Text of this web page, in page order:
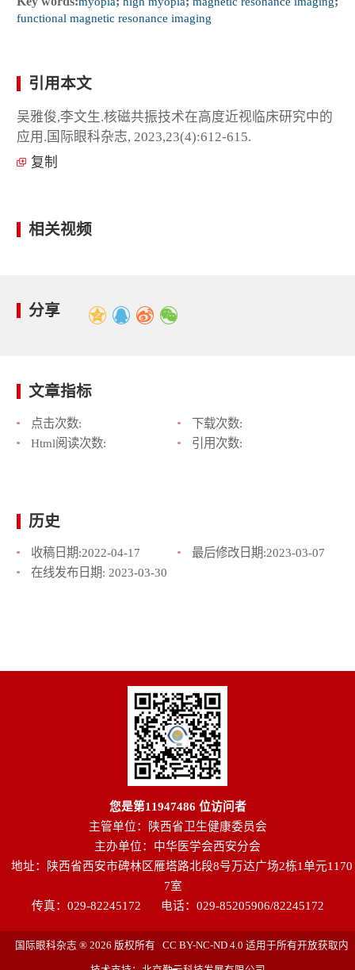
functional magnetic resonance imaging
引用本文
吴雅俊,李文生.核磁共振技术在高度近视临床研究中的
应用.国际眼科杂志, 2023,23(4):612-615.
复制
相关视频
分享
文章指标
点击次数:
下载次数:
Html阅读次数:
引用次数:
历史
收稿日期:2022-04-17 最后修改日期:2023-03-07
在线发布日期: 2023-03-30
您是第11947486 位访问者
主管单位：陕西省卫生健康委员会
主办单位：中华医学会西安分会
地址：陕西省西安市碑林区雁塔路北段8号万达广场2栋1单元1170
7室
传真：029-82245172
电话：029-85205906/82245172
国际眼科杂志 ® 2026 版权所有 CC BY-NC-ND 4.0 适用于所有开放获取内